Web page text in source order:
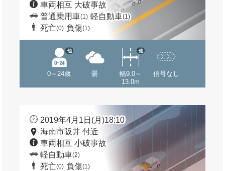
車両相互 大破事故
普通乗用車(1) 軽自動車(1)
死亡(0) 負傷(1)
0～24歳
他
曇
幅9.0～
13.0m
他
信号なし
2019年4月1日(月)18:10
海南市阪井 付近
車両相互 小破事故
軽自動車(2)
死亡(0) 負傷(1)